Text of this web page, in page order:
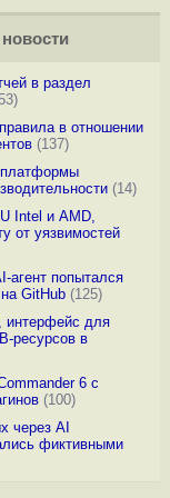
в раздел
в отношении
(137)
(14)
Intel и AMD,
от уязвимостей
агент попытался
GitHub(125)
интерфейс для
ресурсов в
6 c
(100)
через AI
фиктивными